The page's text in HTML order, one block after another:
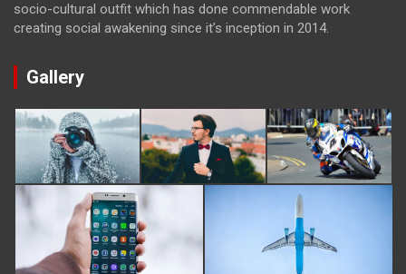
socio-cultural outfit which has done commendable work
creating social awakening since it’s inception in 2014.
Gallery